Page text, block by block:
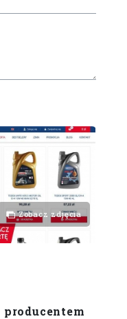
Zobacz zdjęcia
producentem